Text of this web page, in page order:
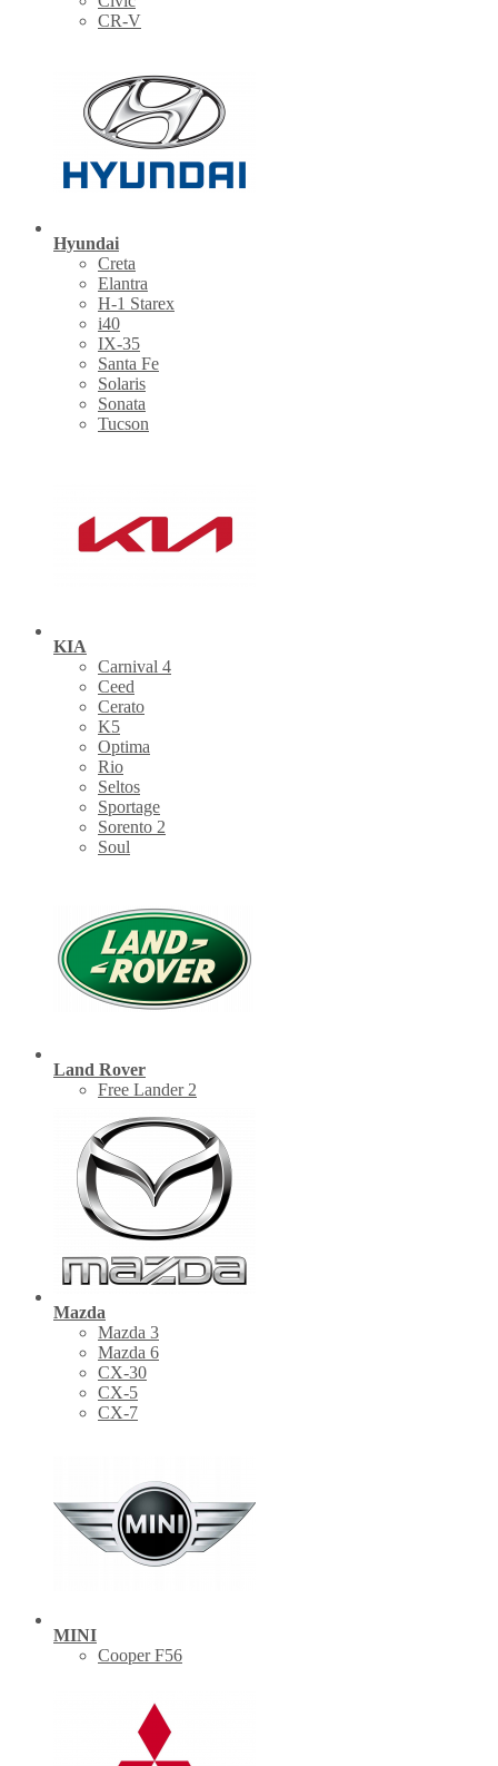
CR-V
Hyundai
Creta
Elantra
H-1 Starex
i40
IX-35
Santa Fe
Solaris
Sonata
Tucson
KIA
Carnival 4
Ceed
Cerato
K5
Optima
Rio
Seltos
Sportage
Sorento 2
Soul
Land Rover
Free Lander 2
Mazda
Mazda 3
Mazda 6
CX-30
СХ-5
CX-7
MINI
Cooper F56